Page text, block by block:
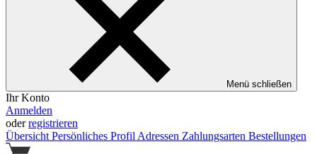
Menü schließen
Ihr Konto
Anmelden
oderregistrieren
Übersicht Persönliches Profil Adressen Zahlungsarten Bestellungen